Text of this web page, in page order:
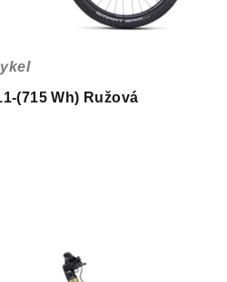
(715 Wh) Ružová